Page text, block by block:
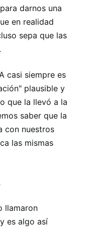
darnos una
en realidad
sepa que las
casi siempre es
plausible y
que la llevó a la
saber que la
con nuestros
las mismas
llamaron
es algo así